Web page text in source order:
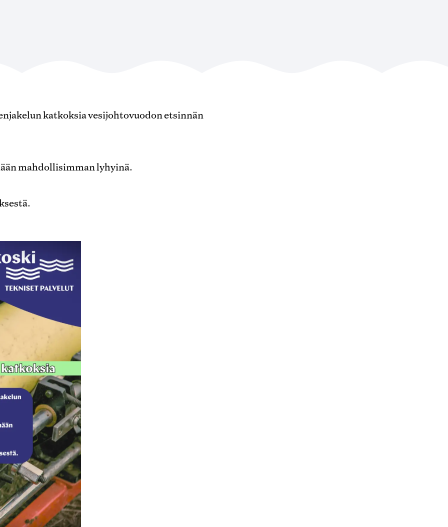
katkoksia vesijohtovuodon etsinnän
mahdollisimman lyhyinä.